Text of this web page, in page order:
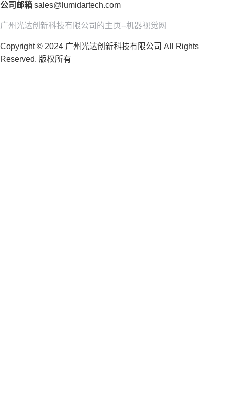
公司邮箱 sales@lumidartech.com
广州光达创新科技有限公司的主页--机器视觉网
Copyright © 2024 广州光达创新科技有限公司 All Rights
Reserved. 版权所有